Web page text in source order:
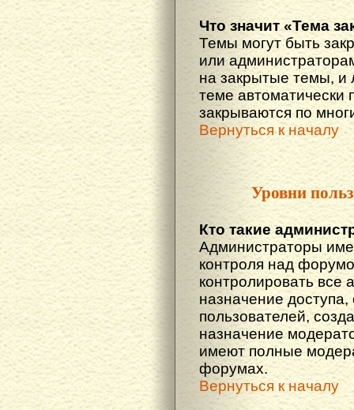
Что значит «Тема
Темы могут быть
или
на закрытые темы, и
теме автоматически
закрываются по
Вернуться к началу
Уровни
Кто такие
Администраторы
контроля над
контролировать все
назначение
пользователей,
назначение
имеют полные
форумах.
Вернуться к началу